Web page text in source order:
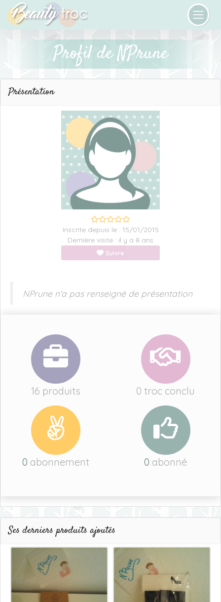
Profil de NPrune
Présentation
Inscrite depuis le : 15/01/2015
Dernière visite : il y a 8 ans
Suivre
NPrune n'a pas renseigné de présentation
16 produits 0 troc conclu
0 abonnement 0 abonné
Ses derniers produits ajoutés